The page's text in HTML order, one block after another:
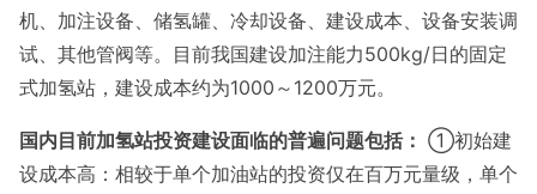
机、加注设备、储氢罐、冷却设备、建设成本、设备安装调
试、其他管阀等。目前我国建设加注能力500kg/日的固定
式加氢站，建设成本约为1000～1200万元。
国内目前加氢站投资建设面临的普遍问题包括： ①初始建
设成本高：相较于单个加油站的投资仅在百万元量级，单个